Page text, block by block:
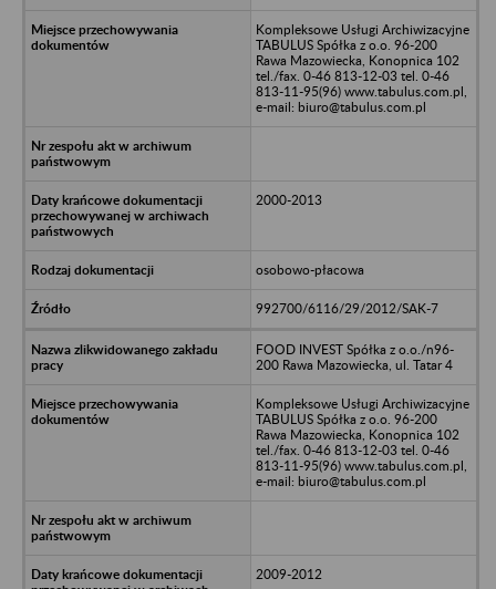
Kompleksowe Usługi Archiwizacyjne
TABULUS Spółka z o.o. 96-200
Rawa Mazowiecka, Konopnica 102
tel./fax. 0-46 813-12-03 tel. 0-46
813-11-95(96) www.tabulus.com.pl,
e-mail: biuro@tabulus.com.pl
2000-2013
osobowo-płacowa
992700/6116/29/2012/SAK-7
FOOD INVEST Spółka z o.o./n96-
200 Rawa Mazowiecka, ul. Tatar 4
Kompleksowe Usługi Archiwizacyjne
TABULUS Spółka z o.o. 96-200
Rawa Mazowiecka, Konopnica 102
tel./fax. 0-46 813-12-03 tel. 0-46
813-11-95(96) www.tabulus.com.pl,
e-mail: biuro@tabulus.com.pl
2009-2012